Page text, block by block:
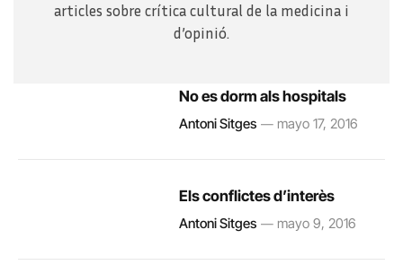
articles sobre crítica cultural de la medicina i
d’opinió.
No es dorm als hospitals
Antoni Sitges mayo 17, 2016
Els conflictes d’interès
Antoni Sitges mayo 9, 2016